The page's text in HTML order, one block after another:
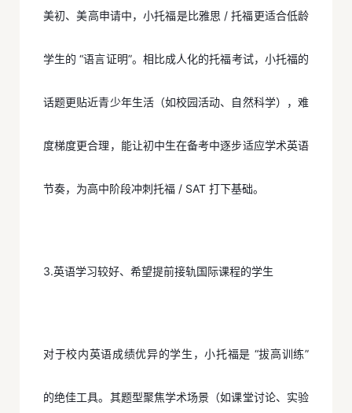
美初、美高申请中，小托福是比雅思 / 托福更适合低龄
学生的 “语言证明”。相比成人化的托福考试，小托福的
话题更贴近青少年生活（如校园活动、自然科学），难
度梯度更合理，能让初中生在备考中逐步适应学术英语
节奏，为高中阶段冲刺托福 / SAT 打下基础。
3.英语学习较好、希望提前接轨国际课程的学生
对于校内英语成绩优异的学生，小托福是 “拔高训练”
的绝佳工具。其题型聚焦学术场景（如课堂讨论、实验